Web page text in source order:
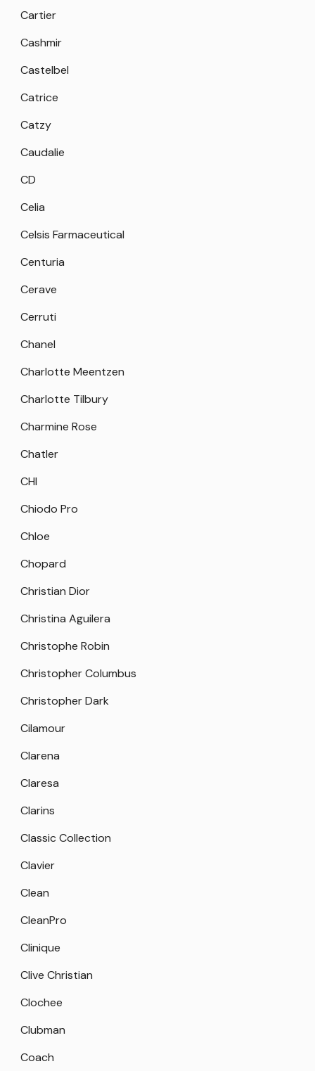
Cartier
Cashmir
Castelbel
Catrice
Catzy
Caudalie
CD
Celia
Celsis Farmaceutical
Centuria
Cerave
Cerruti
Chanel
Charlotte Meentzen
Charlotte Tilbury
Charmine Rose
Chatler
CHI
Chiodo Pro
Chloe
Chopard
Christian Dior
Christina Aguilera
Christophe Robin
Christopher Columbus
Christopher Dark
Cilamour
Clarena
Claresa
Clarins
Classic Collection
Clavier
Clean
CleanPro
Clinique
Clive Christian
Clochee
Clubman
Coach